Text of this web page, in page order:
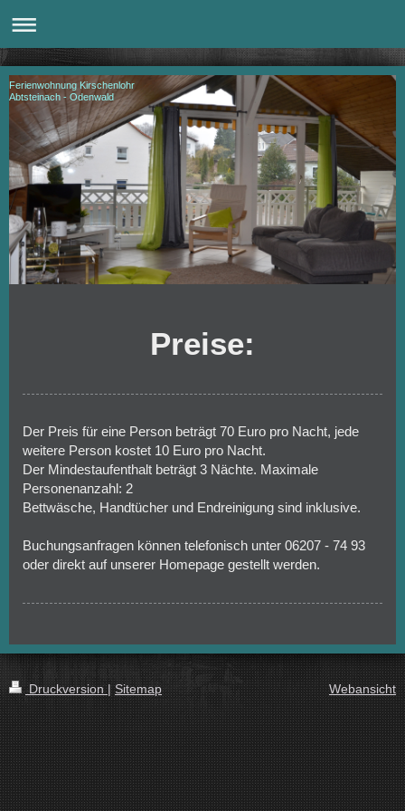
Ferienwohnung Kirschenlohr
Abtsteinach - Odenwald
Preise:
Der Preis für eine Person beträgt 70 Euro pro Nacht, jede
weitere Person kostet 10 Euro pro Nacht.
Der Mindestaufenthalt beträgt 3 Nächte. Maximale
Personenanzahl: 2
Bettwäsche, Handtücher und Endreinigung sind inklusive.
Buchungsanfragen können telefonisch unter 06207 - 74 93
oder direkt auf unserer Homepage gestellt werden.
Druckversion| Sitemap Webansicht